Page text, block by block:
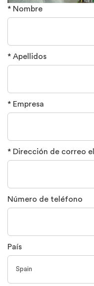
* Nombre
* Apellidos
* Empresa
* Dirección de correo
Número de teléfono
País